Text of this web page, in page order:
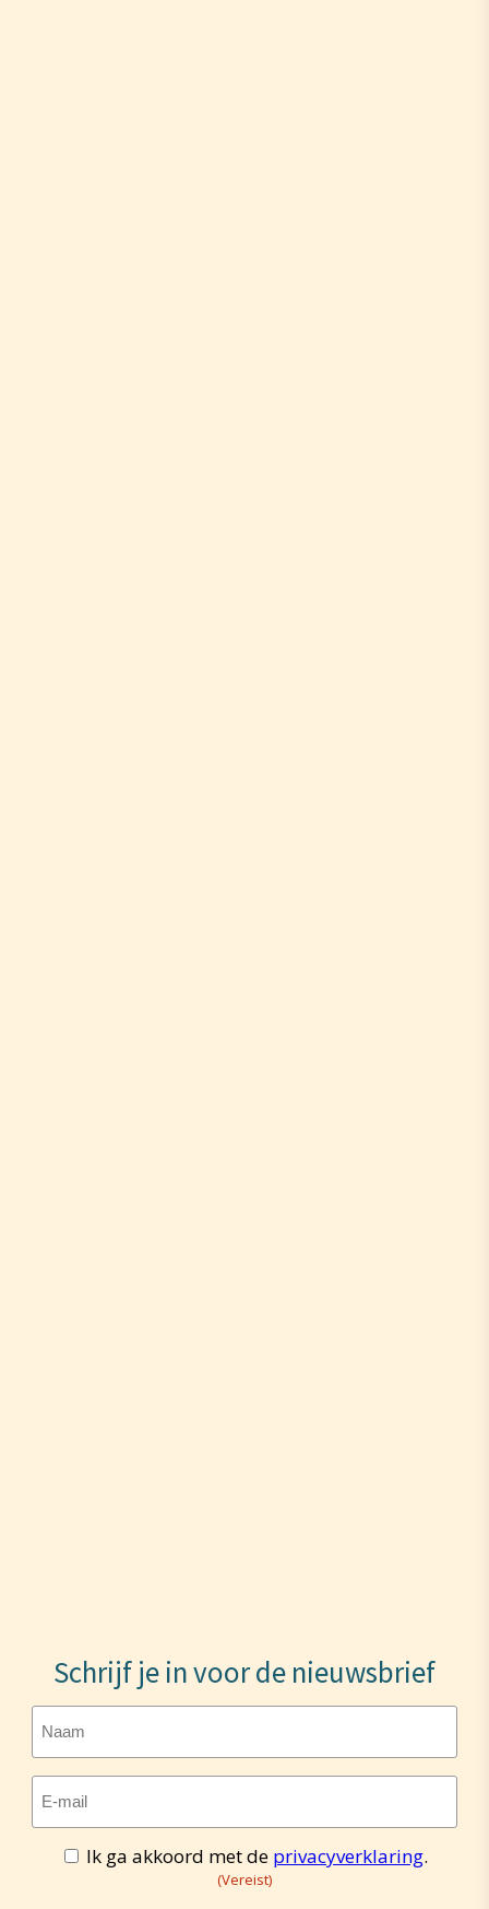
Schrijf je in voor de nieuwsbrief
Naam
E-
mailadres(Vereist)
Toestemming(Vereist)
Ik ga akkoord met de privacyverklaring.
(Vereist)